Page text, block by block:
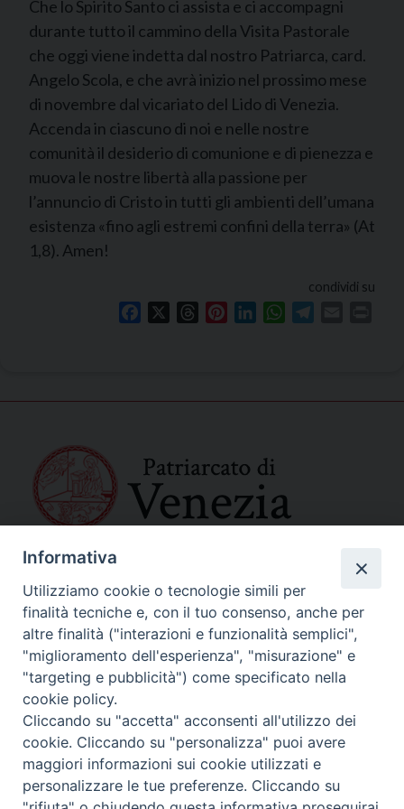
Che lo Spirito Santo ci assista e ci accompagni
durante tutto il cammino della Visita Pastorale
che oggi viene indetta dal nostro Patriarca, card.
Angelo Scola, e che avrà inizio nel prossimo mese
di novembre dal vicariato del Lido di Venezia.
Accenda in ciascuno di noi e nelle nostre
comunità il desiderio di comunione e di pienezza e
muova le nostre libertà alla passione per
l’annuncio di Cristo in tutti gli ambienti dell’umana
esistenza «fino agli estremi confini della terra» (At
1,8). Amen!
condividi su
Facebook ThreadsPinterestLinkedInWhatsApp
SEDE PRINCIPALE
Palazzo Patriarcale
San Marco, 320/A – 30124 Venezia
Tel. 041-2702411
e-mail curia@patriarcatovenezia.it
Indirizzo PEC: patriarcatovenezia@pec.chiesacattolica.it
Policy Privacy
Copyright©2024 Patriarcato di Venezia
Informativa
Utilizziamo cookie o tecnologie simili per
finalità tecniche e, con il tuo consenso, anche per
altre finalità ("interazioni e funzionalità semplici",
"miglioramento dell'esperienza", "misurazione" e
"targeting e pubblicità") come specificato nella
cookie policy.
Cliccando su "accetta" acconsenti all'utilizzo dei
cookie. Cliccando su "personalizza" puoi avere
maggiori informazioni sui cookie utilizzati e
personalizzare le tue preferenze. Cliccando su